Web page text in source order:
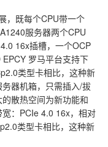
，既每个CPU带一个
服务器两个CPU
16x插槽，一个OCP
罗马平台支持下
类型卡相比，这种新
器机箱，只需插入/拔
散热空间为新功能和
：PCIe 4.0 16x，相对
类型卡相比，这种新